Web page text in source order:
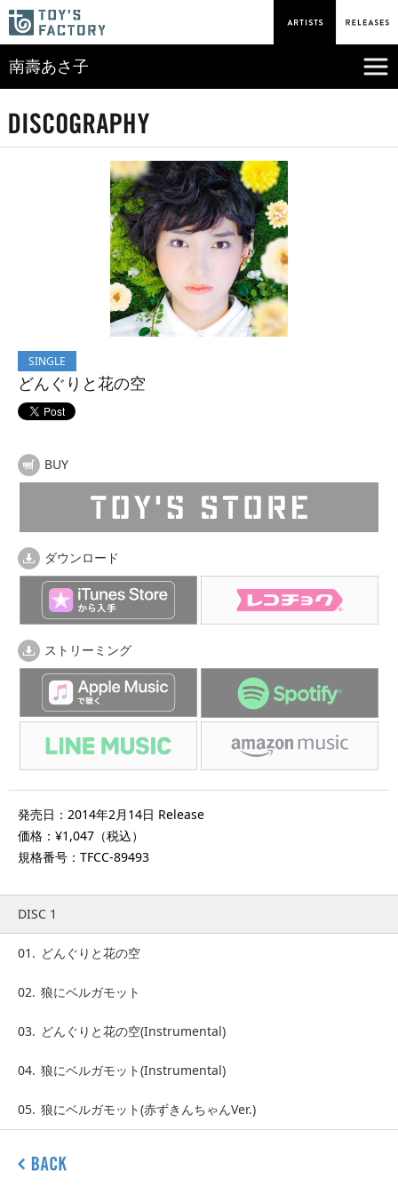
南壽あさ子
SINGLE
どんぐりと花の空
BUY
ダウンロード
ストリーミング
発売日：2014年2月14日 Release
価格：¥1,047（税込）
規格番号：TFCC-89493
DISC 1
01. どんぐりと花の空
02. 狼にベルガモット
03. どんぐりと花の空(Instrumental)
04. 狼にベルガモット(Instrumental)
05. 狼にベルガモット(赤ずきんちゃんVer.)